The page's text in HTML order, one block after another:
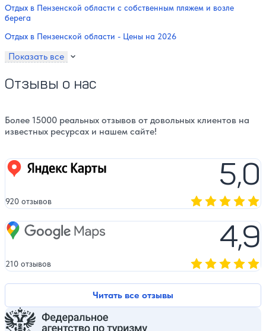
Отдых в Пензенской области с собственным пляжем и возле
берега
Отдых в Пензенской области - Цены на 2026
Показать все
Отзывы о нас
Более 15000 реальных отзывов от довольных клиентов на
известных ресурсах и нашем сайте!
Читать все отзывы
Яндекс карты 5,0
920 отзывов
Google Maps 4,9
210 отзывов